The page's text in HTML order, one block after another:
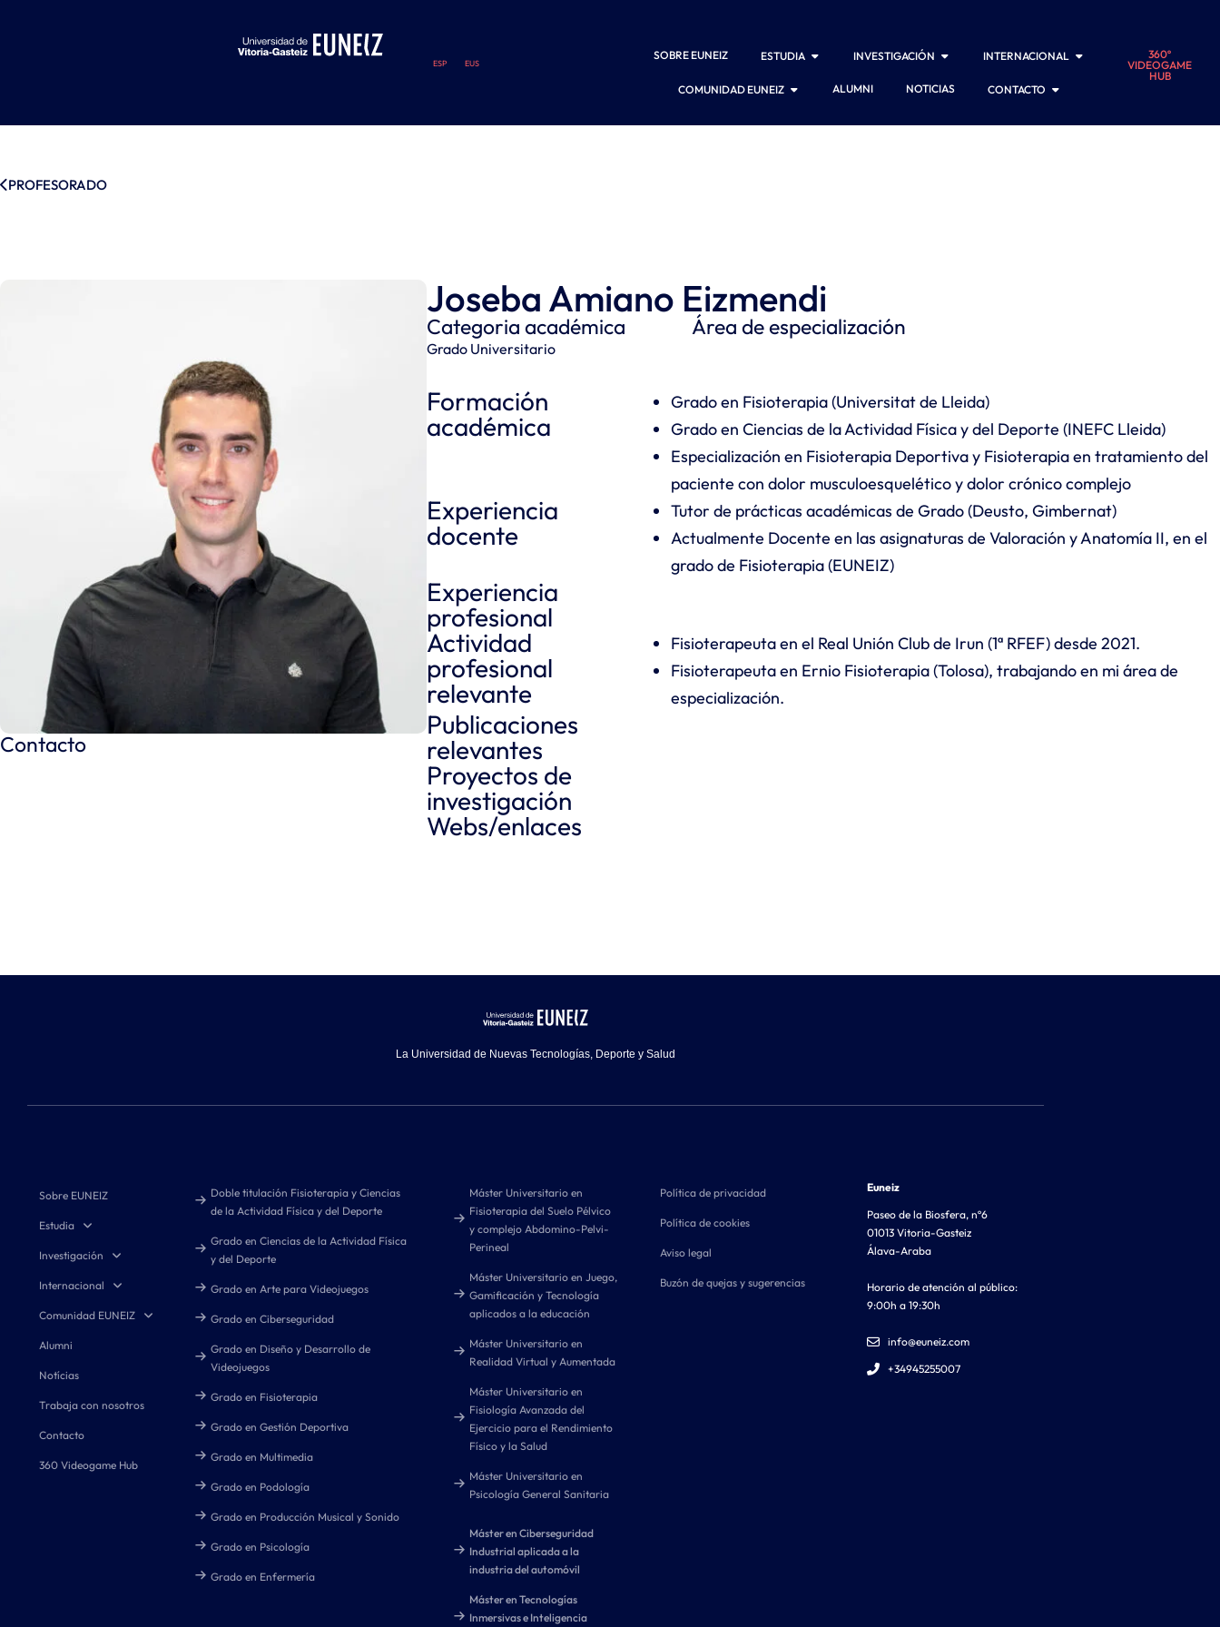
ESP EUS
SOBRE EUNEIZ ESTUDIA INVESTIGACIÓN INTERNACIONAL
COMUNIDAD EUNEIZ ALUMNI NOTICIAS CONTACTO
360º
VIDEOGAME
HUB
PROFESORADO
Contacto
Joseba Amiano Eizmendi
Categoria académica
Grado Universitario
Área de especialización
Formación
académica
Grado en Fisioterapia (Universitat de Lleida)
Grado en Ciencias de la Actividad Física y del Deporte (INEFC Lleida)
Especialización en Fisioterapia Deportiva y Fisioterapia en tratamiento del
paciente con dolor musculoesquelético y dolor crónico complejo
Experiencia
docente
Tutor de prácticas académicas de Grado (Deusto, Gimbernat)
Actualmente Docente en las asignaturas de Valoración y Anatomía II, en el
grado de Fisioterapia (EUNEIZ)
Experiencia
profesional
Actividad
profesional
relevante
Fisioterapeuta en el Real Unión Club de Irun (1ª RFEF) desde 2021.
Fisioterapeuta en Ernio Fisioterapia (Tolosa), trabajando en mi área de
especialización.
Publicaciones
relevantes
Proyectos de
investigación
Webs/enlaces
La Universidad de Nuevas Tecnologías, Deporte y Salud
Sobre EUNEIZ
Estudia
Investigación
Internacional
Comunidad EUNEIZ
Alumni
Notícias
Trabaja con nosotros
Contacto
360 Videogame Hub
Doble titulación Fisioterapia y Ciencias
de la Actividad Física y del Deporte
Grado en Ciencias de la Actividad Física
y del Deporte
Grado en Arte para Videojuegos
Grado en Ciberseguridad
Grado en Diseño y Desarrollo de
Videojuegos
Grado en Fisioterapia
Grado en Gestión Deportiva
Grado en Multimedia
Grado en Podología
Grado en Producción Musical y Sonido
Grado en Psicología
Grado en Enfermería
Máster Universitario en
Fisioterapia del Suelo Pélvico
y complejo Abdomino-Pelvi-
Perineal
Máster Universitario en Juego,
Gamificación y Tecnología
aplicados a la educación
Máster Universitario en
Realidad Virtual y Aumentada
Máster Universitario en
Fisiología Avanzada del
Ejercicio para el Rendimiento
Físico y la Salud
Máster Universitario en
Psicología General Sanitaria
Máster en Ciberseguridad
Industrial aplicada a la
industria del automóvil
Máster en Tecnologías
Inmersivas e Inteligencia
Política de privacidad
Política de cookies
Aviso legal
Buzón de quejas y sugerencias
Euneiz
Paseo de la Biosfera, nº6
01013 Vitoria-Gasteiz
Álava-Araba
Horario de atención al público:
9:00h a 19:30h
info@euneiz.com
+34945255007